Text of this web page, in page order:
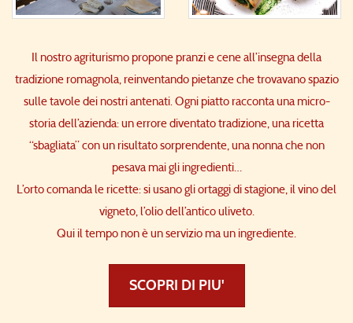
Il nostro agriturismo propone pranzi e cene all’insegna della
tradizione romagnola, reinventando pietanze che trovavano spazio
sulle tavole dei nostri antenati. Ogni piatto racconta una micro-
storia dell’azienda: un errore diventato tradizione, una ricetta
“sbagliata” con un risultato sorprendente, una nonna che non
pesava mai gli ingredienti…
L’orto comanda le ricette: si usano gli ortaggi di stagione, il vino del
vigneto, l’olio dell’antico uliveto.
Qui il tempo non è un servizio ma un ingrediente.
SCOPRI DI PIU'